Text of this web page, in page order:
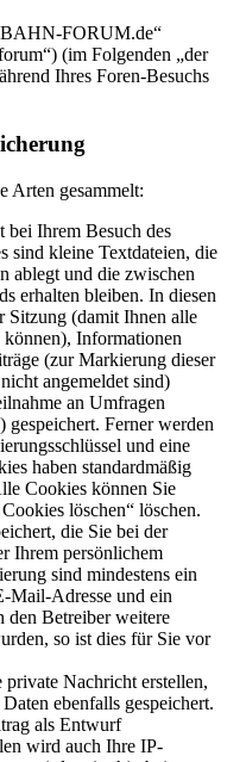
BAHN-FORUM.de“
(im Folgenden „der
Ihres Foren-Besuchs
Arten gesammelt:
Ihrem Besuch des
sind kleine Textdateien, die
ablegt und die zwischen
erhalten bleiben. In diesen
Sitzung (damit Ihnen alle
Informationen
(zur Markierung dieser
angemeldet sind)
an Umfragen
gespeichert. Ferner werden
und eine
haben standardmäßig
Cookies können Sie
löschen“ löschen.
die Sie bei der
Ihrem persönlichem
sind mindestens ein
Mail-Adresse und ein
den Betreiber weitere
so ist dies für Sie vor
Nachricht erstellen,
ebenfalls gespeichert.
als Entwurf
wird auch Ihre IP-